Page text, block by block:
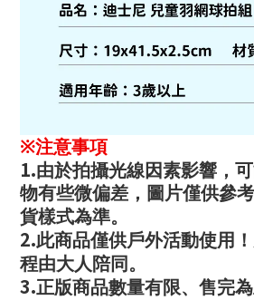
※注意事項
1.由於拍攝光線因素影響，
物有些微偏差，圖片僅供參
貨樣式為準。
2.此商品僅供戶外活動使用
程由大人陪同。
3.正版商品數量有限、售完為